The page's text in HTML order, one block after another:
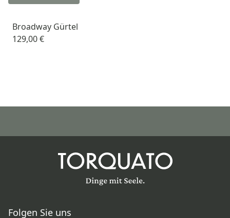
Broadway Gürtel
129,00 €
Folgen Sie uns